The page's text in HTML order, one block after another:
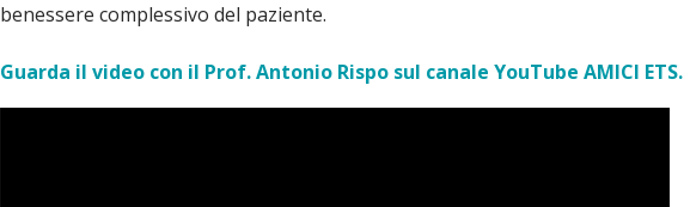
benessere complessivo del paziente.
Guarda il video con il Prof. Antonio Rispo sul canale YouTube AMICI ETS.